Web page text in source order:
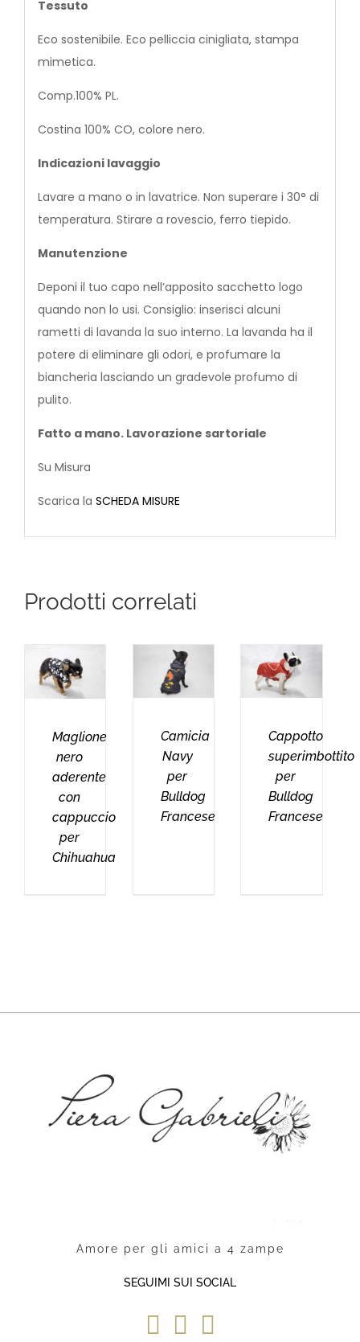
Tessuto
Eco sostenibile. Eco pelliccia cinigliata, stampa
mimetica.
Comp.100% PL.
Costina 100% CO, colore nero.
Indicazioni lavaggio
Lavare a mano o in lavatrice. Non superare i 30° di
temperatura. Stirare a rovescio, ferro tiepido.
Manutenzione
Deponi il tuo capo nell’apposito sacchetto logo
quando non lo usi. Consiglio: inserisci alcuni
rametti di lavanda la suo interno. La lavanda ha il
potere di eliminare gli odori, e profumare la
biancheria lasciando un gradevole profumo di
pulito.
Fatto a mano. Lavorazione sartoriale
Su Misura
Scarica la SCHEDA MISURE
Prodotti correlati
Maglione
nero
aderente
con
cappuccio
per
Chihuahua
Camicia
Navy
per
Bulldog
Francese
Cappotto
superimbottito
per
Bulldog
Francese
Amore per gli amici a 4 zampe
SEGUIMI SUI SOCIAL